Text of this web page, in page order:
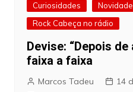
Curiosidades
Rock Cabeça no rádio
Devise: “Depois
faixa a faixa
Marcos Tadeu
14